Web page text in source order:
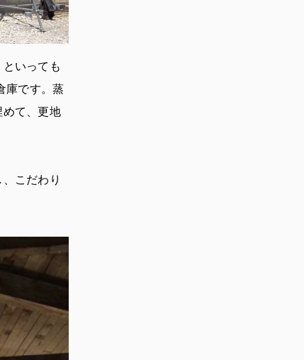
いっても
庫です。蒸
めて、更地
こだわり